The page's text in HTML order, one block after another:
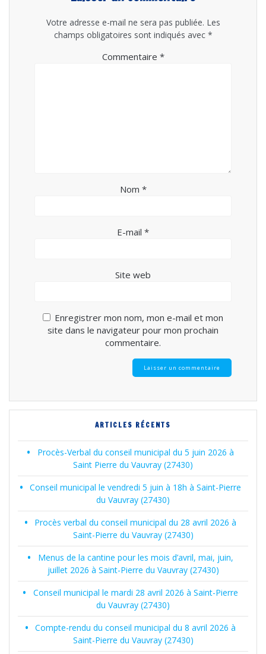
Votre adresse e-mail ne sera pas publiée. Les
champs obligatoires sont indiqués avec *
Commentaire *
Nom *
E-mail *
Site web
Enregistrer mon nom, mon e-mail et mon
site dans le navigateur pour mon prochain
commentaire.
ARTICLES RÉCENTS
Procès-Verbal du conseil municipal du 5 juin 2026 à
Saint Pierre du Vauvray (27430)
Conseil municipal le vendredi 5 juin à 18h à Saint-Pierre
du Vauvray (27430)
Procès verbal du conseil municipal du 28 avril 2026 à
Saint-Pierre du Vauvray (27430)
Menus de la cantine pour les mois d’avril, mai, juin,
juillet 2026 à Saint-Pierre du Vauvray (27430)
Conseil municipal le mardi 28 avril 2026 à Saint-Pierre
du Vauvray (27430)
Compte-rendu du conseil municipal du 8 avril 2026 à
Saint-Pierre du Vauvray (27430)